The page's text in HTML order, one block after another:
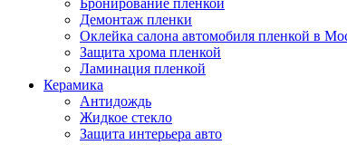
Бронирование пленкой
Демонтаж пленки
Оклейка салона автомобиля пленкой в
Защита хрома пленкой
Ламинация пленкой
Керамика
Антидождь
Жидкое стекло
Защита интерьера авто